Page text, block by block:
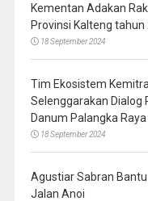
Kementan Adakan
Provinsi Kalteng tahun
18 September 2024
Tim Ekosistem
Selenggarakan Dialog
Danum Palangka Raya
18 September 2024
Agustiar Sabran
Jalan Anoi